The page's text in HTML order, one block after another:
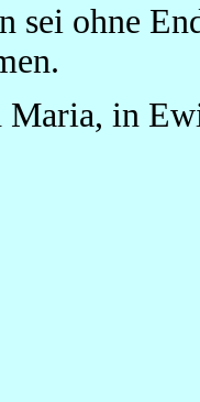
sei ohne
Maria, in